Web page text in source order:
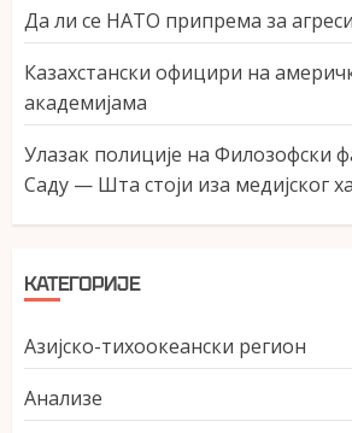
Да ли се НАТО припрема за
Казахстански официри на
академијама
Улазак полиције на Филозофски
Саду — Шта стоји иза медијског
КАТЕГОРИЈЕ
Азијско-тихоокеански регион
Анализе